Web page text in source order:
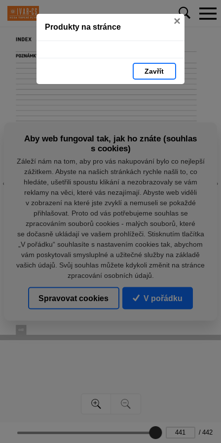
Produkty na stránce ×
Zavřít
/ 442
Aby web fungoval tak, jak ho znáte (souhlas
s cookies)
Záleží nám na tom, aby pro vás nakupování bylo co nejlepší
zážitkem. Abyste na našich stránkách rychle našli to, co
hledáte, ušetřili spoustu klikání a nezobrazovaly se vám
reklamy na věci, které vás nezajímají. Abyste web viděli
v zobrazení na které jste zvyklí a nemuseli se pokaždé
přihlašovat. Proto od vás potřebujeme souhlas se
zpracováním souborů cookies - malých souborů, které
se dočasně ukládají ve vašem prohlížeči. Stisknutím tlačítka
„V pořádku“ souhlasíte s nastavením cookies tak, abychom
vám poskytovali smysluplné a užitečné služby na základě
vašich údajů. Svůj souhlas můžete kdykoli změnit na stránce
zpracování osobních údajů.
Spravovat cookies V pořádku